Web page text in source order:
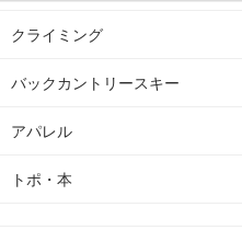
クライミング
バックカントリースキー
アパレル
トポ・本